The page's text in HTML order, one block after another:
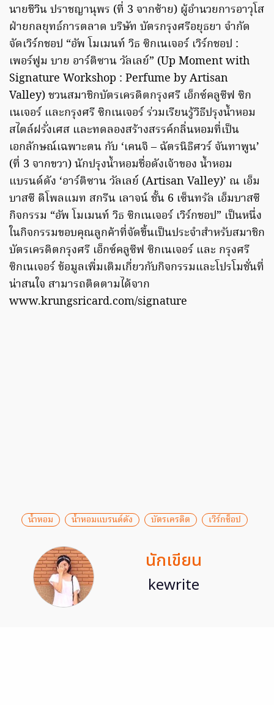
นายชีวิน ปราชญานุพร (ที่ 3 จากซ้าย) ผู้อำนวยการอาวุโส
ฝ่ายกลยุทธ์การตลาด บริษัท บัตรกรุงศรีอยุธยา จำกัด
จัดเวิร์กชอป “อัพ โมเมนท์ วิธ ซิกเนเจอร์ เวิร์กชอป :
เพอร์ฟูม บาย อาร์ติซาน วัลเลย์” (Up Moment with
Signature Workshop : Perfume by Artisan
Valley) ชวนสมาชิกบัตรเครดิตกรุงศรี เอ็กซ์คลูซีฟ ซิก
เนเจอร์ และกรุงศรี ซิกเนเจอร์ ร่วมเรียนรู้วิธีปรุงน้ำหอม
สไตล์ฝรั่งเศส และทดลองสร้างสรรค์กลิ่นหอมที่เป็น
เอกลักษณ์เฉพาะตน กับ ‘เคนจิ – ฉัตรนิธิศวร์ จันทาพูน’
(ที่ 3 จากขวา) นักปรุงน้ำหอมชื่อดังเจ้าของ น้ำหอม
แบรนด์ดัง ‘อาร์ติซาน วัลเลย์ (Artisan Valley)’ ณ เอ็ม
บาสซี ดิโพลแมท สกรีน เลาจน์ ชั้น 6 เซ็นทรัล เอ็มบาสซี
กิจกรรม “อัพ โมเมนท์ วิธ ซิกเนเจอร์ เวิร์กชอป” เป็นหนึ่ง
ในกิจกรรมขอบคุณลูกค้าที่จัดขึ้นเป็นประจำสำหรับสมาชิก
บัตรเครดิตกรุงศรี เอ็กซ์คลูซีฟ ซิกเนเจอร์ และ กรุงศรี
ซิกเนเจอร์ ข้อมูลเพิ่มเติมเกี่ยวกับกิจกรรมและโปรโมชั่นที่
น่าสนใจ สามารถติดตามได้จาก
www.krungsricard.com/signature
น้ำหอม น้ำหอมแบรนด์ดัง บัตรเครดิต เวิร์กช็อป
นักเขียน
kewrite